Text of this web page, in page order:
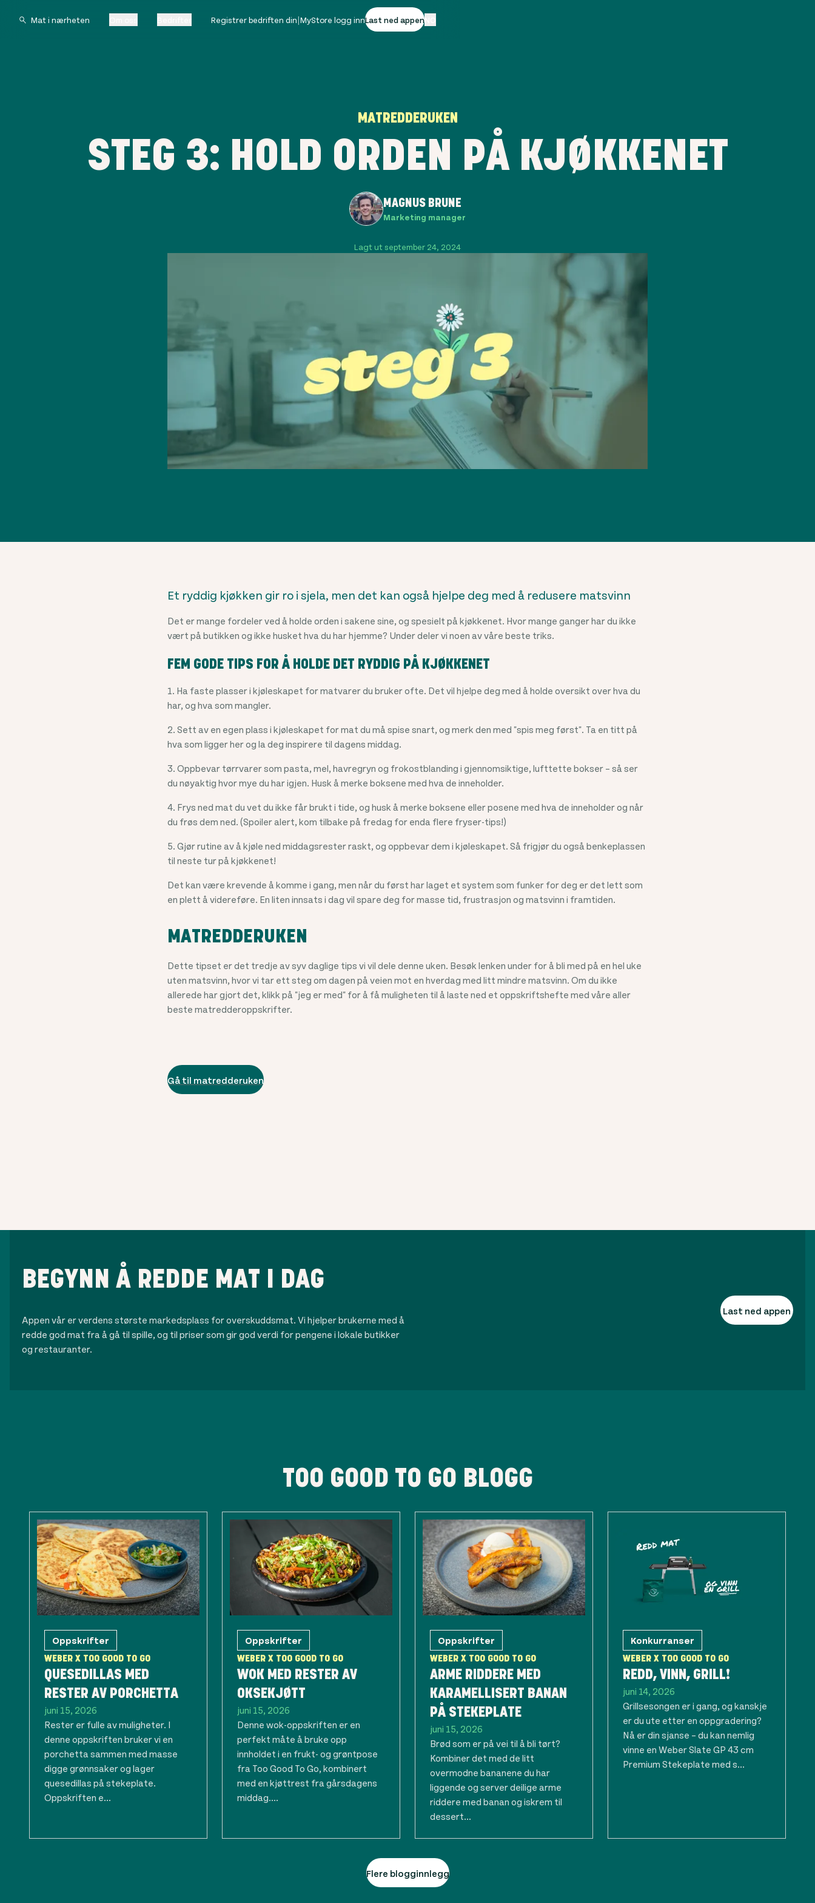
Registrer bedriften din|MyStore logg innLast ned appen
MATREDDERUKEN
STEG 3: HOLD ORDEN PÅ KJØKKENET
MAGNUS BRUNE
Marketing manager
Lagt ut september 24, 2024
Et ryddig kjøkken gir ro i sjela, men det kan også hjelpe deg med å redusere matsvinn
Det er mange fordeler ved å holde orden i sakene sine, og spesielt på kjøkkenet. Hvor mange ganger har du ikke
vært på butikken og ikke husket hva du har hjemme? Under deler vi noen av våre beste triks.
FEM GODE TIPS FOR Å HOLDE DET RYDDIG PÅ KJØKKENET
1. Ha faste plasser i kjøleskapet for matvarer du bruker ofte. Det vil hjelpe deg med å holde oversikt over hva du
har, og hva som mangler.
2. Sett av en egen plass i kjøleskapet for mat du må spise snart, og merk den med "spis meg først". Ta en titt på
hva som ligger her og la deg inspirere til dagens middag.
3. Oppbevar tørrvarer som pasta, mel, havregryn og frokostblanding i gjennomsiktige, lufttette bokser – så ser
du nøyaktig hvor mye du har igjen. Husk å merke boksene med hva de inneholder.
4. Frys ned mat du vet du ikke får brukt i tide, og husk å merke boksene eller posene med hva de inneholder og når
du frøs dem ned. (Spoiler alert, kom tilbake på fredag for enda flere fryser-tips!)
5. Gjør rutine av å kjøle ned middagsrester raskt, og oppbevar dem i kjøleskapet. Så frigjør du også benkeplassen
til neste tur på kjøkkenet!
Det kan være krevende å komme i gang, men når du først har laget et system som funker for deg er det lett som
en plett å videreføre. En liten innsats i dag vil spare deg for masse tid, frustrasjon og matsvinn i framtiden.
MATREDDERUKEN
Dette tipset er det tredje av syv daglige tips vi vil dele denne uken. Besøk lenken under for å bli med på en hel uke
uten matsvinn, hvor vi tar ett steg om dagen på veien mot en hverdag med litt mindre matsvinn. Om du ikke
allerede har gjort det, klikk på "jeg er med" for å få muligheten til å laste ned et oppskriftshefte med våre aller
beste matredderoppskrifter.
Gå til matredderuken
BEGYNN Å REDDE MAT I DAG
Appen vår er verdens største markedsplass for overskuddsmat. Vi hjelper brukerne med å
redde god mat fra å gå til spille, og til priser som gir god verdi for pengene i lokale butikker
og restauranter.
Last ned appen
TOO GOOD TO GO BLOGG
Oppskrifter
WEBER X TOO GOOD TO GO
QUESEDILLAS MED
RESTER AV PORCHETTA
juni 15, 2026
Rester er fulle av muligheter. I
denne oppskriften bruker vi en
porchetta sammen med masse
digge grønnsaker og lager
quesedillas på stekeplate.
Oppskriften e...
Oppskrifter
WEBER X TOO GOOD TO GO
WOK MED RESTER AV
OKSEKJØTT
juni 15, 2026
Denne wok-oppskriften er en
perfekt måte å bruke opp
innholdet i en frukt- og grøntpose
fra Too Good To Go, kombinert
med en kjøttrest fra gårsdagens
middag....
Oppskrifter
WEBER X TOO GOOD TO GO
ARME RIDDERE MED
KARAMELLISERT BANAN
PÅ STEKEPLATE
juni 15, 2026
Brød som er på vei til å bli tørt?
Kombiner det med de litt
overmodne bananene du har
liggende og server deilige arme
riddere med banan og iskrem til
dessert...
Konkurranser
WEBER X TOO GOOD TO GO
REDD, VINN, GRILL!
juni 14, 2026
Grillsesongen er i gang, og kanskje
er du ute etter en oppgradering?
Nå er din sjanse – du kan nemlig
vinne en Weber Slate GP 43 cm
Premium Stekeplate med s...
Flere blogginnlegg